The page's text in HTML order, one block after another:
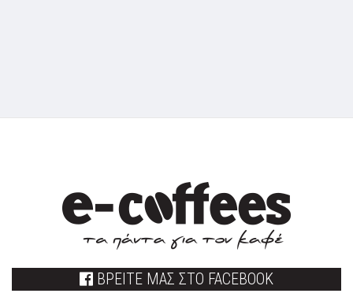
ΒΡΕΙΤΕ ΜΑΣ ΣΤΟ FACEBOOK